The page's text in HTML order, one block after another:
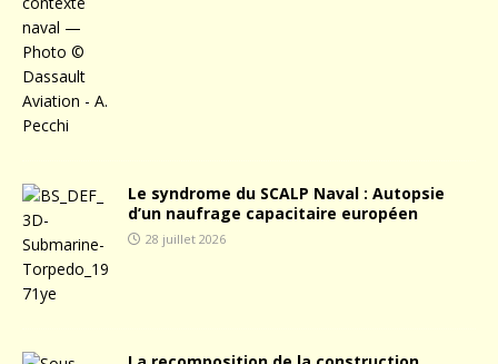
Le syndrome du SCALP Naval : Autopsie
d’un naufrage capacitaire européen
28 juillet 2026